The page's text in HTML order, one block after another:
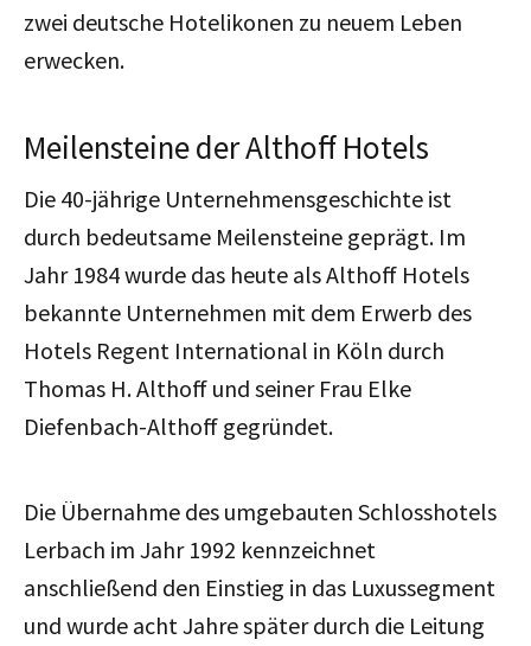
zwei deutsche Hotelikonen zu neuem Leben
erwecken.
Meilensteine der Althoff Hotels
Die 40-jährige Unternehmensgeschichte ist
durch bedeutsame Meilensteine geprägt. Im
Jahr 1984 wurde das heute als Althoff Hotels
bekannte Unternehmen mit dem Erwerb des
Hotels Regent International in Köln durch
Thomas H. Althoff und seiner Frau Elke
Diefenbach-Althoff gegründet.
Die Übernahme des umgebauten Schlosshotels
Lerbach im Jahr 1992 kennzeichnet
anschließend den Einstieg in das Luxussegment
und wurde acht Jahre später durch die Leitung